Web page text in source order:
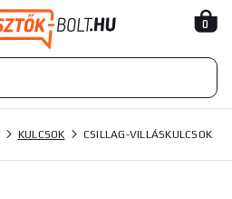
0
KULCSOK CSILLAG-VILLÁSKULCSOK